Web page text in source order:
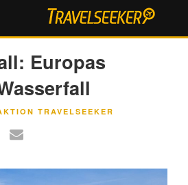
Europas
TRAVELSEEKER